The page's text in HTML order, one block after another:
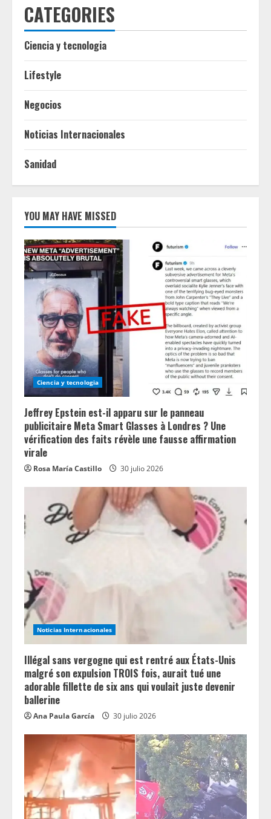
CATEGORIES
Ciencia y tecnologia
Lifestyle
Negocios
Noticias Internacionales
Sanidad
YOU MAY HAVE MISSED
Ciencia y tecnologia
Jeffrey Epstein est-il apparu sur le panneau
publicitaire Meta Smart Glasses à Londres ? Une
vérification des faits révèle une fausse affirmation
virale
Rosa María Castillo 30 julio 2026
Noticias Internacionales
Illégal sans vergogne qui est rentré aux États-Unis
malgré son expulsion TROIS fois, aurait tué une
adorable fillette de six ans qui voulait juste devenir
ballerine
Ana Paula García 30 julio 2026